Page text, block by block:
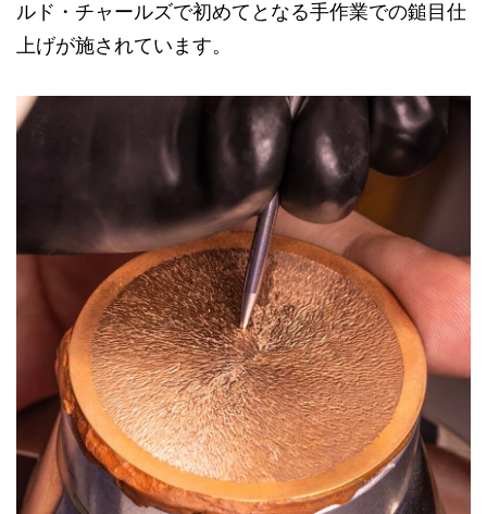
ルド・チャールズで初めてとなる手作業での鎚目仕
上げが施されています。